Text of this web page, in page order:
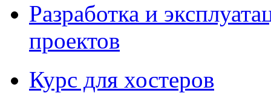
Разработка и
проектов
Курс для хостеров